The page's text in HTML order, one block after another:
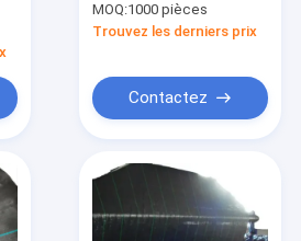
pour la construction
MOQ:1000 pièces
Trouvez les derniers prix
Contactez